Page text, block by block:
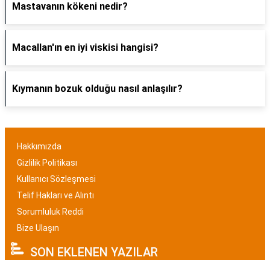
Mastavanın kökeni nedir?
Macallan'ın en iyi viskisi hangisi?
Kıymanın bozuk olduğu nasıl anlaşılır?
Hakkımızda
Gizlilik Politikası
Kullanıcı Sözleşmesi
Telif Hakları ve Alıntı
Sorumluluk Reddi
Bize Ulaşın
SON EKLENEN YAZILAR